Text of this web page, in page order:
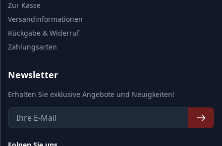
Zur Kasse
Versandinformationen
Rückgabe & Widerruf
Zahlungsarten
Newsletter
Erhalten Sie exklusive Angebote und Neuigkeiten!